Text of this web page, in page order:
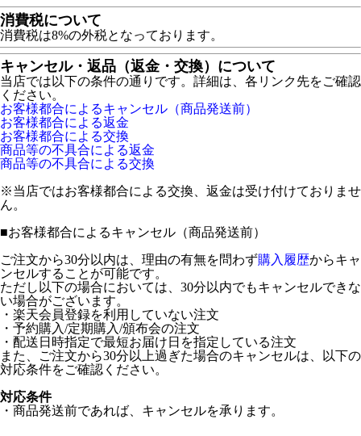
消費税について
消費税は8%の外税となっております。
キャンセル・返品（返金・交換）について
当店では以下の条件の通りです。詳細は、各リンク先をご確認
ください。
お客様都合によるキャンセル（商品発送前）
お客様都合による返金
お客様都合による交換
商品等の不具合による返金
商品等の不具合による交換
※当店ではお客様都合による交換、返金は受け付けておりませ
ん。
■お客様都合によるキャンセル（商品発送前）
ご注文から30分以内は、理由の有無を問わず購入履歴からキャ
ンセルすることが可能です。
ただし以下の場合においては、30分以内でもキャンセルできな
い場合がございます。
・楽天会員登録を利用していない注文
・予約購入/定期購入/頒布会の注文
・配送日時指定で最短お届け日を指定している注文
また、ご注文から30分以上過ぎた場合のキャンセルは、以下の
対応条件をご確認ください。
対応条件
・商品発送前であれば、キャンセルを承ります。